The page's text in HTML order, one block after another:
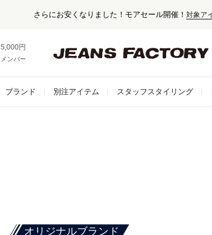
さらにお安くなりました！モアセール開催！ 対象ア
5,000円以上お買い上げで送料無料！
メンバー登録でお得な情報をゲット。さらに詳しく
ブランド 別注アイテム スタッフスタイリング
オリジナルブランド